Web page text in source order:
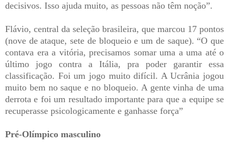
decisivos. Isso ajuda muito, as pessoas não têm noção”.
Flávio, central da seleção brasileira, que marcou 17 pontos
(nove de ataque, sete de bloqueio e um de saque). “O que
contava era a vitória, precisamos somar uma a uma até o
último jogo contra a Itália, pra poder garantir essa
classificação. Foi um jogo muito difícil. A Ucrânia jogou
muito bem no saque e no bloqueio. A gente vinha de uma
derrota e foi um resultado importante para que a equipe se
recuperasse psicologicamente e ganhasse força”
Pré-Olímpico masculino